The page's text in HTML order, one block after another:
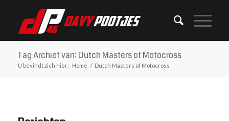
Tag Archief van: Dutch Masters of Motocross
U bevindt zich hier: Home / Dutch Masters of Motocross